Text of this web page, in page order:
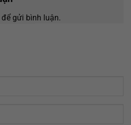
để gửi bình luận.